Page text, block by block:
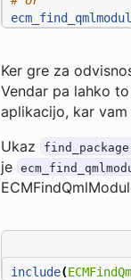
Ker gre za
Vendar pa lahko
aplikacijo, kar
Ukaz
je
include(